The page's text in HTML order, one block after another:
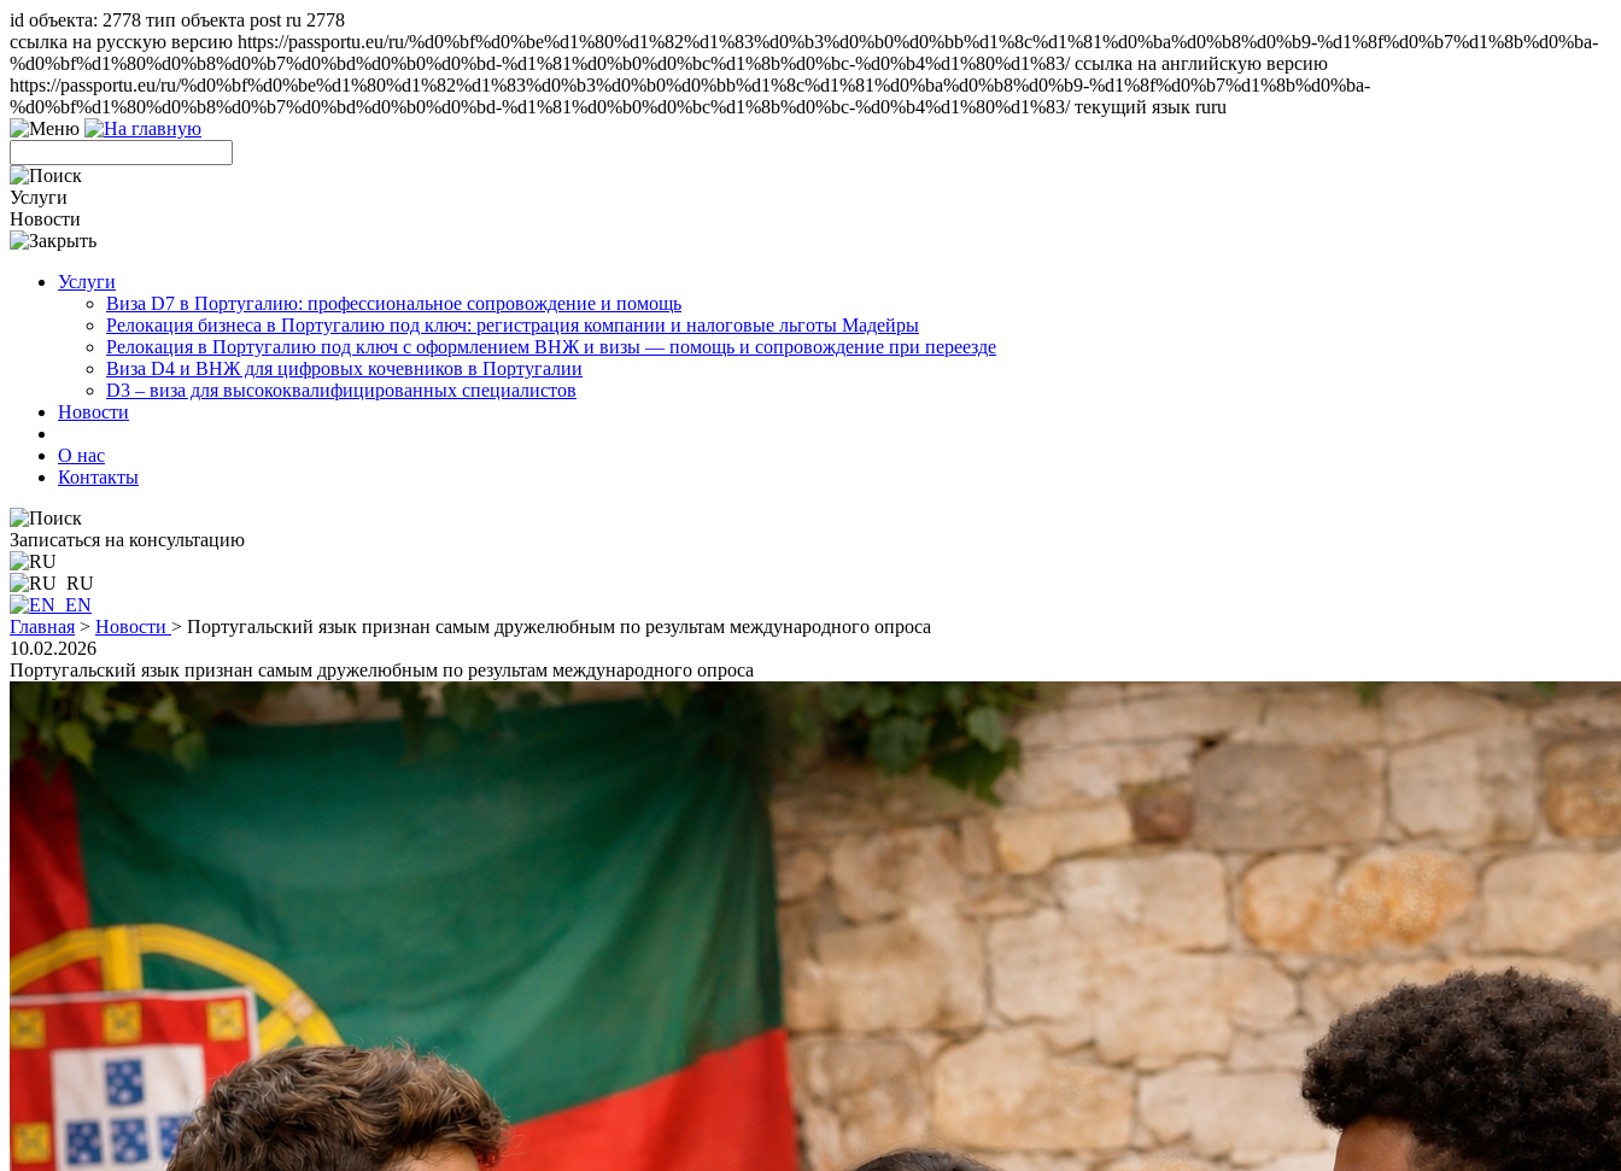
id объекта: 2778 тип объекта post ru 2778
ссылка на русскую версию https://passportu.eu/ru/%d0%bf%d0%be%d1%80%d1%82%d1%83%d0%b3%d0%b0%d0%bb%d1%8c%d1%81%d0%ba%d0%b8%d0%b9-%d1%8f%d0%b7%d1%8b%d0%ba-
%d0%bf%d1%80%d0%b8%d0%b7%d0%bd%d0%b0%d0%bd-%d1%81%d0%b0%d0%bc%d1%8b%d0%bc-%d0%b4%d1%80%d1%83/ ссылка на английскую версию
https://passportu.eu/ru/%d0%bf%d0%be%d1%80%d1%82%d1%83%d0%b3%d0%b0%d0%bb%d1%8c%d1%81%d0%ba%d0%b8%d0%b9-%d1%8f%d0%b7%d1%8b%d0%ba-
%d0%bf%d1%80%d0%b8%d0%b7%d0%bd%d0%b0%d0%bd-%d1%81%d0%b0%d0%bc%d1%8b%d0%bc-%d0%b4%d1%80%d1%83/ текущий язык ruru
Услуги
Новости
Услуги
Виза D7 в Португалию: профессиональное сопровождение и помощь
Релокация бизнеса в Португалию под ключ: регистрация компании и налоговые льготы Мадейры
Релокация в Португалию под ключ с оформлением ВНЖ и визы — помощь и сопровождение при переезде
Виза D4 и ВНЖ для цифровых кочевников в Португалии
D3 – виза для высококвалифицированных специалистов
Новости
О нас
Контакты
Записаться на консультацию
RU
EN
Главная > Новости > Португальский язык признан самым дружелюбным по результам международного опроса
10.02.2026
Португальский язык признан самым дружелюбным по результам международного опроса